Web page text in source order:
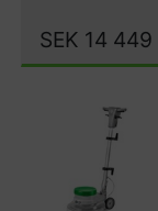
SEK 14 449